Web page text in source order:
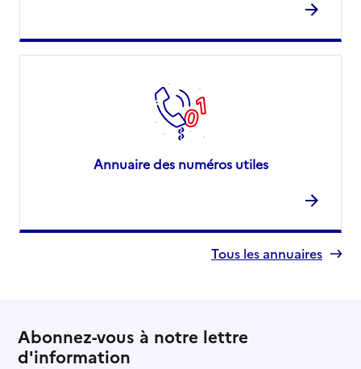
Annuaire des numéros utiles
Tous les annuaires
Abonnez-vous à notre lettre
d'information